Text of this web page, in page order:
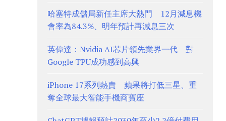
哈塞特成儲局新任主席大熱門 12月減息機
會率為84.3%、明年預計再減息三次
英偉達：Nvidia AI芯片領先業界一代 對
Google TPU成功感到高興
iPhone 17系列熱賣 蘋果將打低三星、重
奪全球最大智能手機商寶座